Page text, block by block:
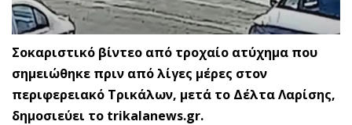
Σοκαριστικό βίντεο από τροχαίο ατύχημα που
σημειώθηκε πριν από λίγες μέρες στον
περιφερειακό Τρικάλων, μετά το Δέλτα Λαρίσης,
δημοσιεύει το trikalanews.gr.